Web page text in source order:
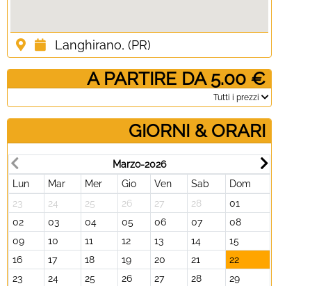
Langhirano, (PR)
­ A PARTIRE DA 5.00 €
­Tutti i prezzi
GIORNI & ORARI
Marzo-2026
Lun
Mar Mer Gio Ven Sab
Dom
23
24 25 26 27 28
01
02
03 04 05 06 07
08
09
10 11 12 13 14
15
16
17 18 19 20 21
22
23
24 25 26 27 28
29